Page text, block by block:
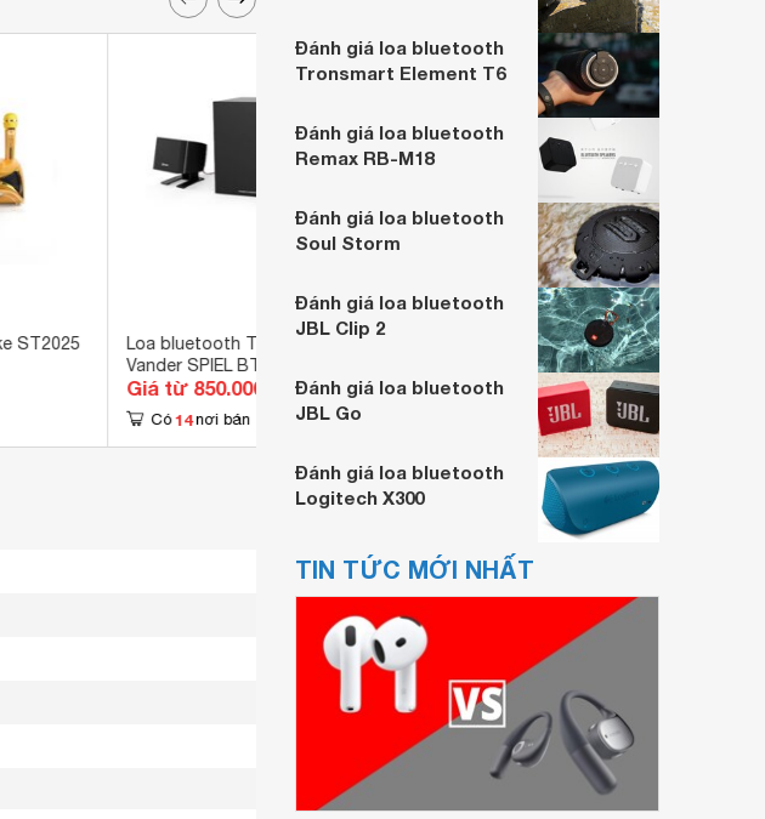
ST2025
Loa bluetooth Thonet and
Vander SPIEL BT
Giá từ 850.000 đ
Có 14 nơi bán
Loa Bluetooth GIPCO G303U
Giá từ 850.000 đ
Đánh giá loa bluetooth
Tronsmart Element T6
Đánh giá loa bluetooth
Remax RB-M18
Đánh giá loa bluetooth
Soul Storm
Đánh giá loa bluetooth
JBL Clip 2
Đánh giá loa bluetooth
JBL Go
Đánh giá loa bluetooth
Logitech X300
TIN TỨC MỚI NHẤT